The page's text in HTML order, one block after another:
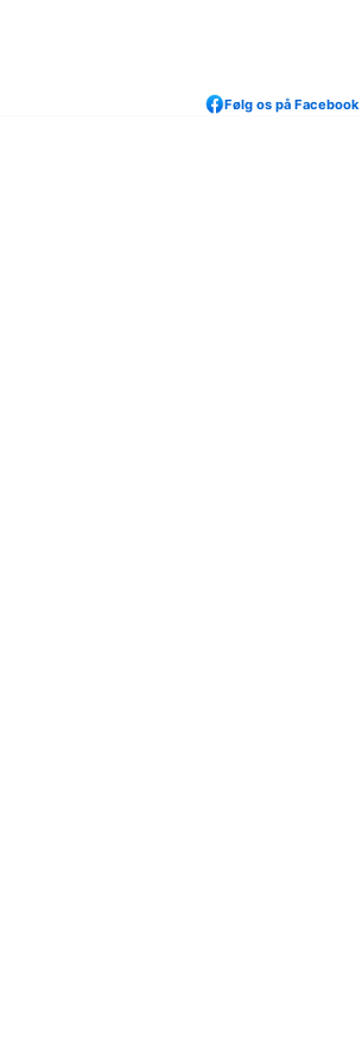
Følg os på Facebook